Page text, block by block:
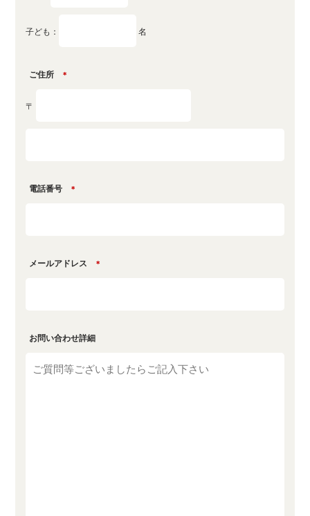
子ども： 名
ご住所 ＊
〒
電話番号 ＊
メールアドレス ＊
お問い合わせ詳細